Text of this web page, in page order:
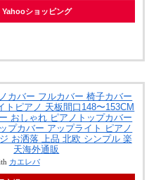
Yahooショッピング
カバー フルカバー 椅子カバー
トピアノ 天板間口148〜153CM
おしゃれ ピアノトップカバー
プカバー アップライト ピアノ
お洒落 上品 北欧 シンプル 楽
天海外通販
カエレバ